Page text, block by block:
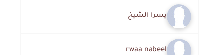
يسرا الشيخ
rwaa nabeel